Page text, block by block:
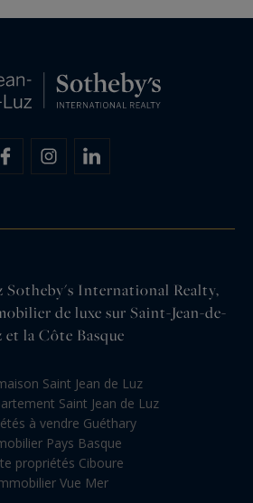
Sotheby's International Realty,
de luxe sur Saint-Jean-de-
et la Côte Basque
Saint Jean de Luz
Saint Jean de Luz
à vendre Guéthary
Pays Basque
propriétés Ciboure
Vue Mer